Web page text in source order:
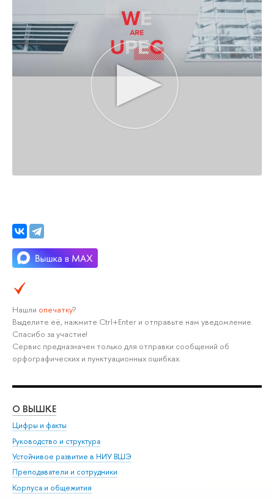
Нашли опечатку?
Выделите её, нажмите Ctrl+Enter и отправьте нам уведомление.
Спасибо за участие!
Сервис предназначен только для отправки сообщений об
орфографических и пунктуационных ошибках.
О ВЫШКЕ
Цифры и факты
Руководство и структура
Устойчивое развитие в НИУ ВШЭ
Преподаватели и сотрудники
Корпуса и общежития